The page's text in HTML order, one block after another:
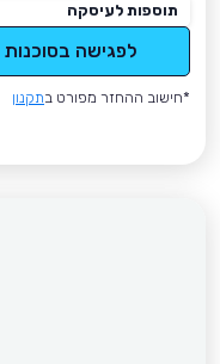
תוספות לעיסקה
לפגישה בסוכנות
*חישוב ההחזר מפורט בתקנון